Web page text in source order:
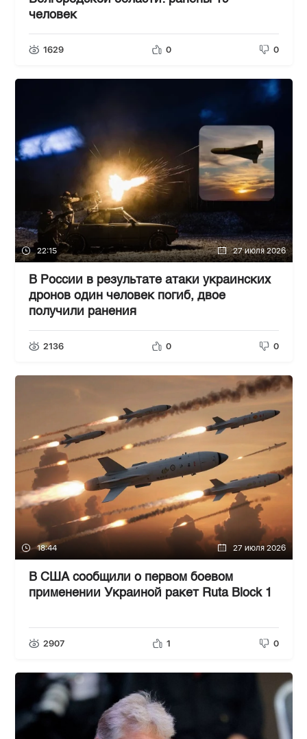
человек
1629 0 0
22:15 27 июля 2026
В России в результате атаки украинских
дронов один человек погиб, двое
получили ранения
2136 0 0
18:44 27 июля 2026
В США сообщили о первом боевом
применении Украиной ракет Ruta Block 1
2907 1 0